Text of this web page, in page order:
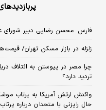
فارس: محسن رضایی دبیر شورای
زلزله در بازار مسکن تهران/ قیمت‌ها ۲ برابر شد، خریدار ناپدید
چرا مصر در پیوستن به ائتلاف
تردید دارد؟
واکنش ارتش آمریکا به پرتاب
حال رایزنی با متحدان درباره